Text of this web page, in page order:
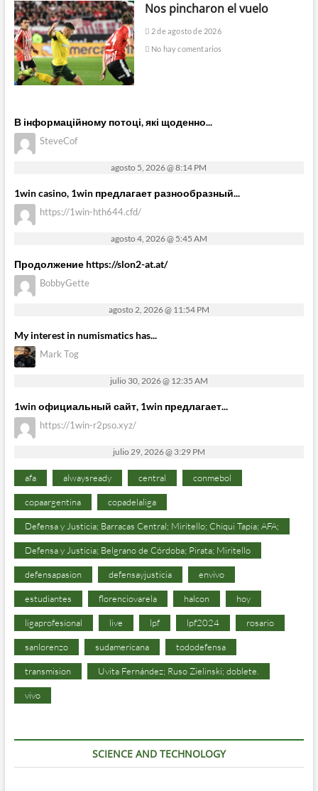
Nos pincharon el vuelo
2 de agosto de 2026
No hay comentarios
В інформаційному потоці, які щоденно...
SteveCof
agosto 5, 2026 @ 8:14 PM
1win casino, 1win предлагает разнообразный...
https://1win-hth644.cfd/
agosto 4, 2026 @ 5:45 AM
Продолжение https://slon2-at.at/
BobbyGette
agosto 2, 2026 @ 11:54 PM
My interest in numismatics has...
Mark Tog
julio 30, 2026 @ 12:35 AM
1win официальный сайт, 1win предлагает...
https://1win-r2pso.xyz/
julio 29, 2026 @ 3:29 PM
afa alwaysready central conmebol
copaargentina copadelaliga
Defensa y Justicia; Barracas Central; Miritello; Chiqui Tapia; AFA;
Defensa y Justicia; Belgrano de Córdoba; Pirata; Miritello
defensapasion defensayjusticia envivo
estudiantes florenciovarela halcon hoy
ligaprofesional live lpf lpf2024 rosario
sanlorenzo sudamericana tododefensa
transmision Uvita Fernández; Ruso Zielinski; doblete.
vivo
SCIENCE AND TECHNOLOGY